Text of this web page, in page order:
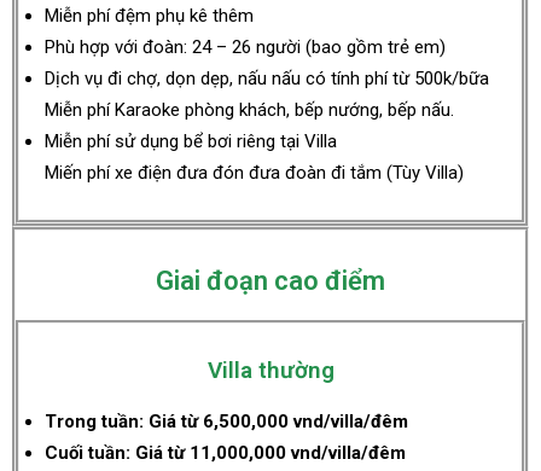
Miễn phí đệm phụ kê thêm
Phù hợp với đoàn: 24 – 26 người (bao gồm trẻ em)
Dịch vụ đi chợ, dọn dẹp, nấu nấu có tính phí từ 500k/bữa
Miễn phí Karaoke phòng khách, bếp nướng, bếp nấu.
Miễn phí sử dụng bể bơi riêng tại Villa
Miến phí xe điện đưa đón đưa đoàn đi tắm (Tùy Villa)
Giai đoạn cao điểm
Villa thường
Trong tuần: Giá từ 6,500,000 vnd/villa/đêm
Cuối tuần: Giá từ 11,000,000 vnd/villa/đêm